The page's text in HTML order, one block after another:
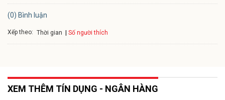
(0) Bình luận
Xếp theo: Thời gian Số người thích
XEM THÊM TÍN DỤNG - NGÂN HÀNG